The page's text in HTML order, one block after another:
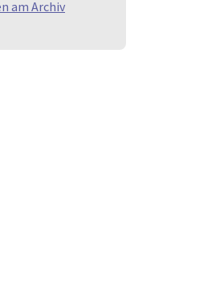
am Archiv